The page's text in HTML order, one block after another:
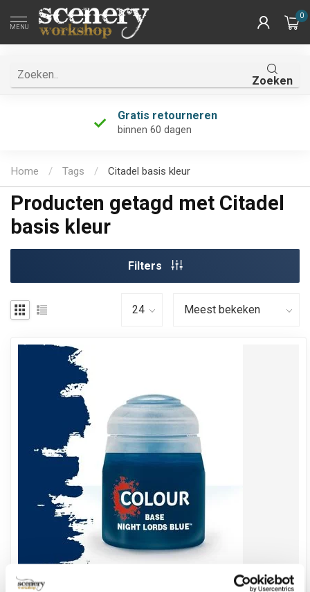
MENU
0
Zoeken
Gratis retourneren
binnen 60 dagen
Home / Tags / Citadel basis kleur
Producten getagd met Citadel
basis kleur
Filters
CITADEL